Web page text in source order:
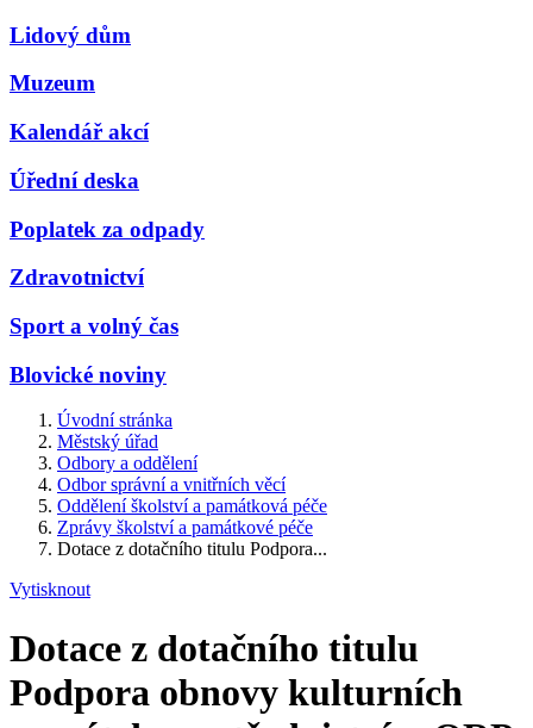
Lidový dům
Muzeum
Kalendář akcí
Úřední deska
Poplatek za odpady
Zdravotnictví
Sport a volný čas
Blovické noviny
Úvodní stránka
Městský úřad
Odbory a oddělení
Odbor správní a vnitřních věcí
Oddělení školství a památková péče
Zprávy školství a památkové péče
Dotace z dotačního titulu Podpora...
Vytisknout
Dotace z dotačního titulu
Podpora obnovy kulturních